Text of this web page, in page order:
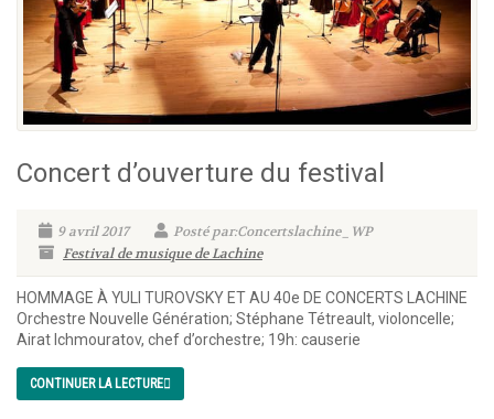
Concert d’ouverture du festival
9 avril 2017
Posté par:Concertslachine_WP
Festival de musique de Lachine
HOMMAGE À YULI TUROVSKY ET AU 40e DE CONCERTS LACHINE
Orchestre Nouvelle Génération; Stéphane Tétreault, violoncelle;
Airat Ichmouratov, chef d’orchestre; 19h: causerie
CONTINUER LA LECTURE